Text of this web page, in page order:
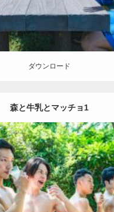
ダウンロード
森と牛乳とマッチョ1
Update:2021.07.8
Category:森のマッチョ
【YouTube】マッチョフリー
ギネス世界記録…
【TV】TBS番組「ひるおび」
ラスが紹介されま…
TOKYO FMラジオ番組「ONE
で紹介さ…